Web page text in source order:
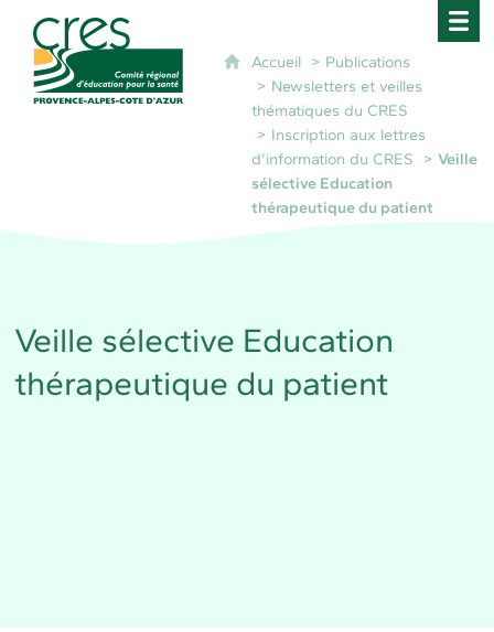
CRES Paca - Comité Régional d'Éducation
Accueil
Publications
Newsletters et veilles
thématiques du CRES
Inscription aux lettres
d'information du CRES
Veille
sélective Education
thérapeutique du patient
Veille sélective Education
thérapeutique du patient